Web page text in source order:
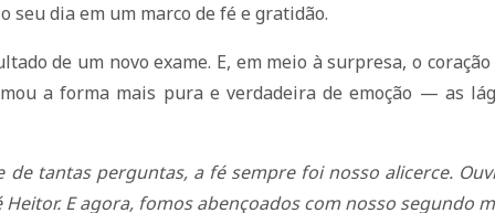
dia em um marco de fé e gratidão.
de um novo exame. E, em meio à surpresa, o
a forma mais pura e verdadeira de emoção — as
de tantas perguntas, a fé sempre foi nosso alicerce.
E agora, fomos abençoados com nosso segundo